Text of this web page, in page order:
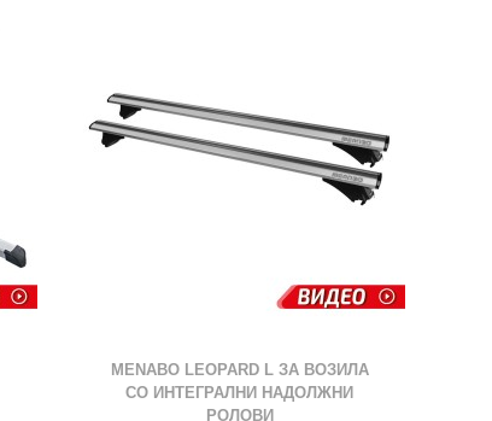
MENABO LEOPARD L ЗА ВОЗИЛА
СО ИНТЕГРАЛНИ НАДОЛЖНИ
РОЛОВИ